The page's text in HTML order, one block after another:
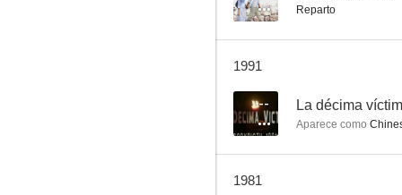
Reparto
1991
-- La décima
Aparece como
1981